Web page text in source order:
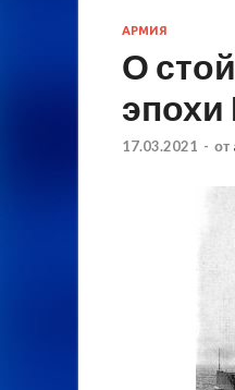
АРМИЯ
О
17.03.2021 - от